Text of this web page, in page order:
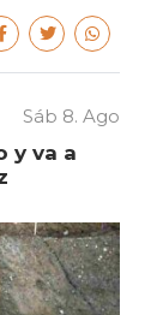
Sáb 8. Ago
y va a